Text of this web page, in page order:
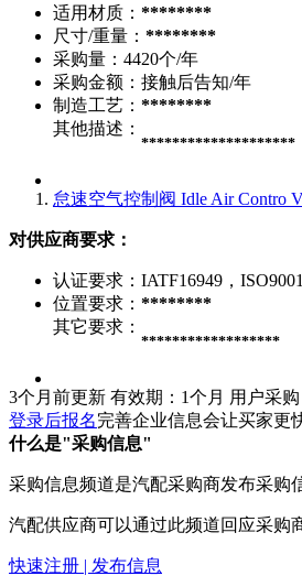
适用材质： ********
尺寸/重量： ********
采购量： 4420个/年
采购金额： 接触后告知/年
制造工艺： ********
其他描述：
********************
怠速空气控制阀 Idle Air Contro
对供应商要求：
认证要求： IATF16949，ISO9001
位置要求： ********
其它要求：
******************
3个月前更新 有效期：1个月 用户采购
登录后报名完善企业信息会让买家更
什么是"采购信息"
采购信息频道是汽配采购商发布采购
汽配供应商可以通过此频道回应采购
快速注册 | 发布信息